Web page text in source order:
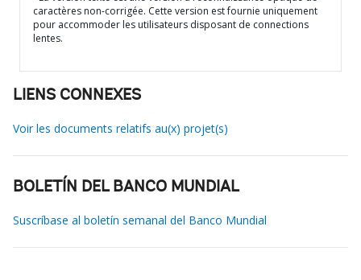
caractères non-corrigée. Cette version est fournie uniquement
pour accommoder les utilisateurs disposant de connections
lentes.
LIENS CONNEXES
Voir les documents relatifs au(x) projet(s)
BOLETÍN DEL BANCO MUNDIAL
Suscríbase al boletín semanal del Banco Mundial